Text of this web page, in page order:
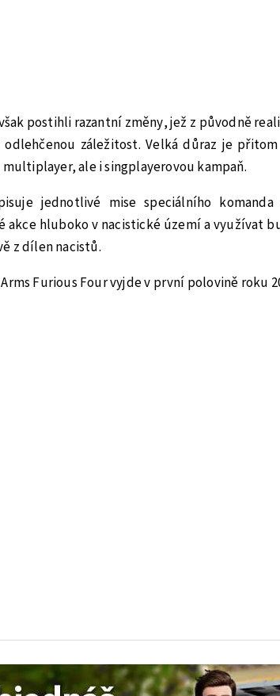
postihli razantní změny, jež z původně
záležitost. Velká důraz je
ale i singplayerovou kampaň.
jednotlivé mise speciálního
akce hluboko v nacistické území a využívat
z dílen nacistů.
Furious Four vyjde v první polovině roku